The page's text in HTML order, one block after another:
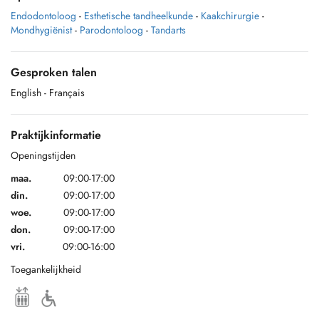
Endodontoloog - Esthetische tandheelkunde - Kaakchirurgie -
Mondhygiënist - Parodontoloog - Tandarts
Gesproken talen
English - Français
Praktijkinformatie
Openingstijden
maa.
09:00-17:00
din.
09:00-17:00
woe.
09:00-17:00
don.
09:00-17:00
vri.
09:00-16:00
Toegankelijkheid